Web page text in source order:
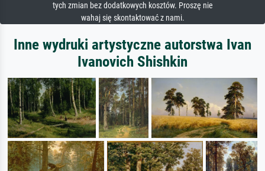
tych zmian bez dodatkowych kosztów. Proszę nie
wahaj się skontaktować z nami.
Inne wydruki artystyczne autorstwa Ivan
Ivanovich Shishkin